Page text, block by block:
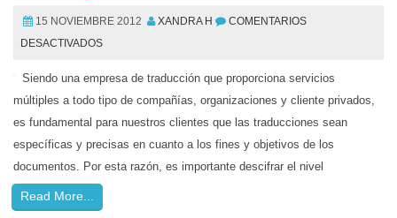
15 NOVIEMBRE 2012 XANDRA H
COMENTARIOS
DESACTIVADOS
Siendo una empresa de traducción que proporciona servicios
múltiples a todo tipo de compañías, organizaciones y cliente privados,
es fundamental para nuestros clientes que las traducciones sean
específicas y precisas en cuanto a los fines y objetivos de los
documentos. Por esta razón, es importante descifrar el nivel
Read More...